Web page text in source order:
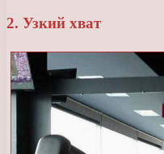
2. Узкий хват